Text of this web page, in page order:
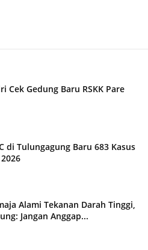
Cek Gedung Baru RSKK Pare
di Tulungagung Baru 683 Kasus
Alami Tekanan Darah Tinggi,
Jangan Anggap...